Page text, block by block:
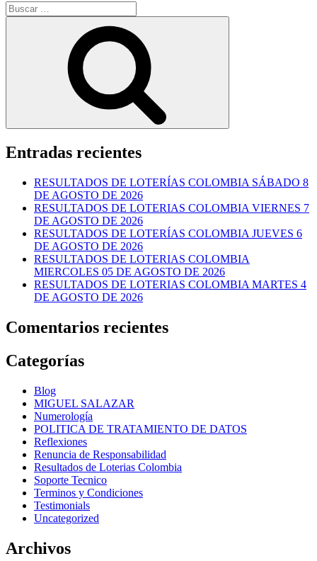
Buscar
por:
Entradas recientes
RESULTADOS DE LOTERÍAS COLOMBIA SÁBADO 8
DE AGOSTO DE 2026
RESULTADOS DE LOTERIAS COLOMBIA VIERNES 7
DE AGOSTO DE 2026
RESULTADOS DE LOTERÍAS COLOMBIA JUEVES 6
DE AGOSTO DE 2026
RESULTADOS DE LOTERIAS COLOMBIA
MIERCOLES 05 DE AGOSTO DE 2026
RESULTADOS DE LOTERIAS COLOMBIA MARTES 4
DE AGOSTO DE 2026
Comentarios recientes
Categorías
Blog
MIGUEL SALAZAR
Numerología
POLITICA DE TRATAMIENTO DE DATOS
Reflexiones
Renuncia de Responsabilidad
Resultados de Loterias Colombia
Soporte Tecnico
Terminos y Condiciones
Testimonials
Uncategorized
Archivos